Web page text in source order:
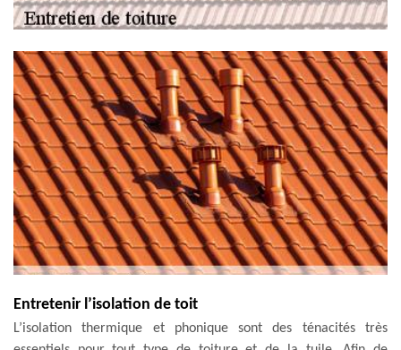
Entretenir l’isolation de toit
L’isolation thermique et phonique sont des ténacités très